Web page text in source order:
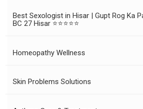
Best Sexologist in Hisar | Gupt Rog Ka
BC 27 Hisar ⭐⭐⭐⭐⭐
Homeopathy Wellness
Skin Problems Solutions